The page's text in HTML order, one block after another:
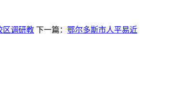
区调研教 下一篇： 鄂尔多斯市人平易近